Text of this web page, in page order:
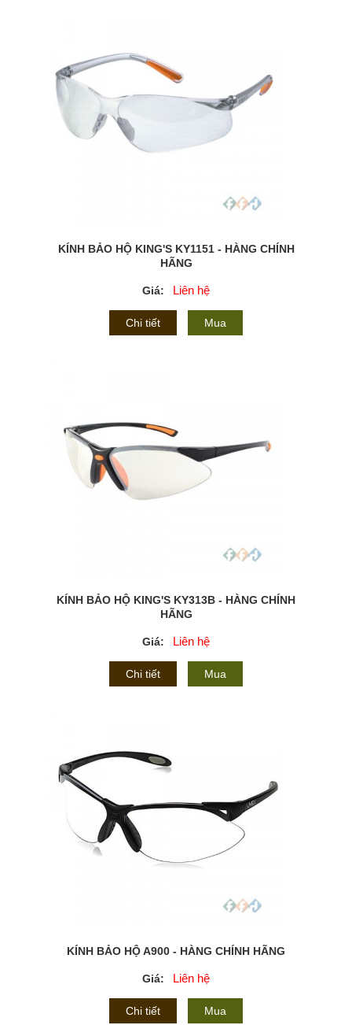
KÍNH BẢO HỘ KING'S KY1151 - HÀNG CHÍNH
HÃNG
Giá: Liên hệ
Chi tiết Mua
KÍNH BẢO HỘ KING'S KY313B - HÀNG CHÍNH
HÃNG
Giá: Liên hệ
Chi tiết Mua
KÍNH BẢO HỘ A900 - HÀNG CHÍNH HÃNG
Giá: Liên hệ
Chi tiết Mua